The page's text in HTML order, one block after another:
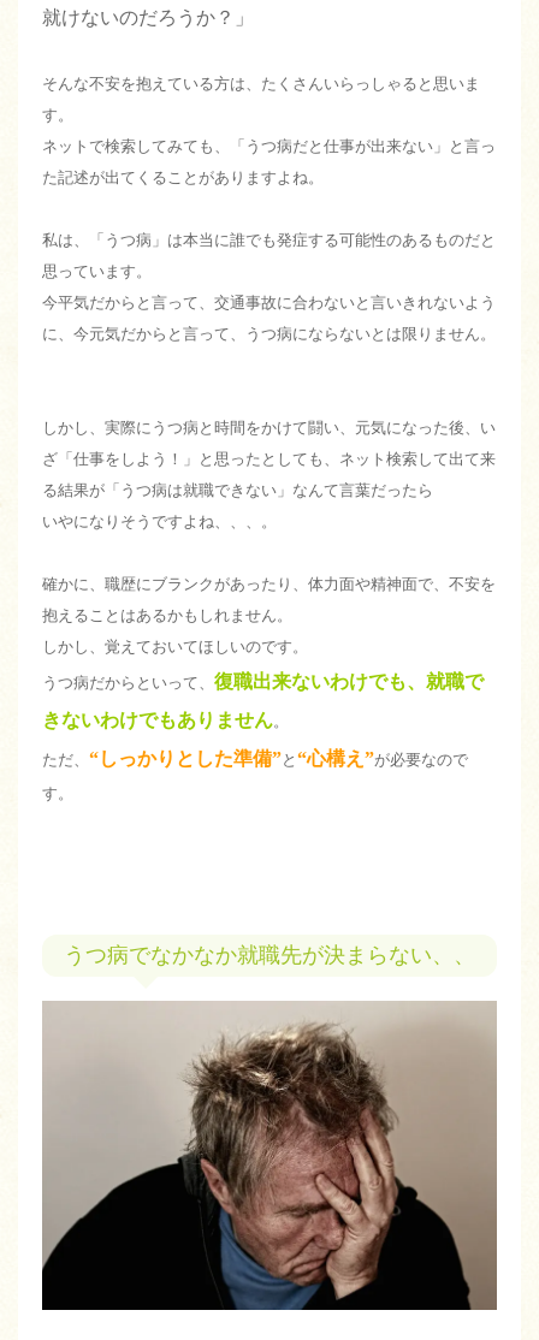
就けないのだろうか？」
そんな不安を抱えている方は、たくさんいらっしゃると思いま
す。
ネットで検索してみても、「うつ病だと仕事が出来ない」と言っ
た記述が出てくることがありますよね。
私は、「うつ病」は本当に誰でも発症する可能性のあるものだと
思っています。
今平気だからと言って、交通事故に合わないと言いきれないよう
に、今元気だからと言って、うつ病にならないとは限りません。
しかし、実際にうつ病と時間をかけて闘い、元気になった後、い
ざ「仕事をしよう！」と思ったとしても、ネット検索して出て来
る結果が「うつ病は就職できない」なんて言葉だったら
いやになりそうですよね、、、。
確かに、職歴にブランクがあったり、体力面や精神面で、不安を
抱えることはあるかもしれません。
しかし、覚えておいてほしいのです。
うつ病だからといって、 復職出来ないわけでも、就職で
きないわけでもありません。
ただ、 “しっかりとした準備”と “心構え”が必要なので
す。
うつ病でなかなか就職先が決まらない、、